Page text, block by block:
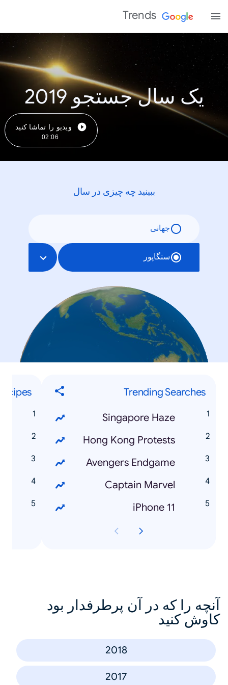
Trends
یک سال جستجو 2019
ویدیو را تماشا کنید
02:06
ببینید چه چیزی در سال
جهانی
سنگاپور
Trending Searches
Singapore Haze
Hong Kong Protests
Avengers Endgame
Captain Marvel
iPhone 11
آنچه را که در آن پرطرفدار بود
کاوش کنید
2018
2017